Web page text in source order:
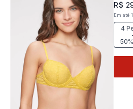
R$
Em até 1
4